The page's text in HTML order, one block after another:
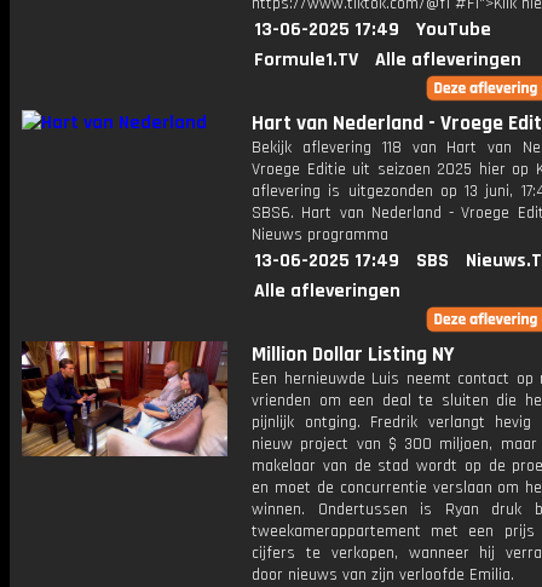
13-06-2025 17:49
YouTube
Formule1.TV
Alle afleveringen
Hart van Nederland - Vroege
Bekijk aflevering 118 van Hart van
Vroege Editie uit seizoen 2025 hier op
aflevering is uitgezonden op 13 juni,
SBS6. Hart van Nederland - Vroege
Nieuws programma
13-06-2025 17:49 SBS
Alle afleveringen
Million Dollar Listing NY
Een hernieuwde Luis neemt contact op
vrienden om een deal te sluiten die
pijnlijk ontging. Fredrik verlangt hevig
nieuw project van $ 300 miljoen,
makelaar van de stad wordt op de
en moet de concurrentie verslaan om
winnen. Ondertussen is Ryan druk
tweekamerappartement met een
cijfers te verkopen, wanneer hij
door nieuws van zijn verloofde Emilia.